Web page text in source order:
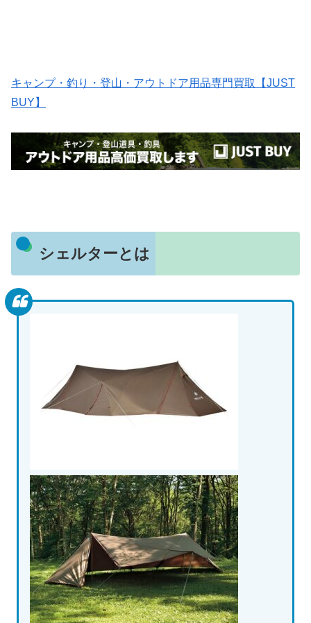
キャンプ・釣り・登山・アウトドア用品専門買取【JUST
BUY】
シェルターとは